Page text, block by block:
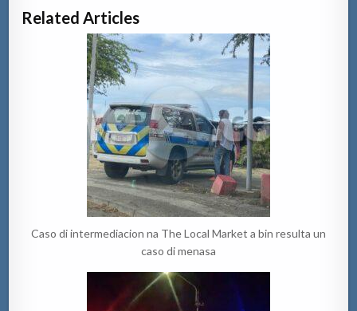
Related Articles
Caso di intermediacion na The Local Market a bin resulta un
caso di menasa